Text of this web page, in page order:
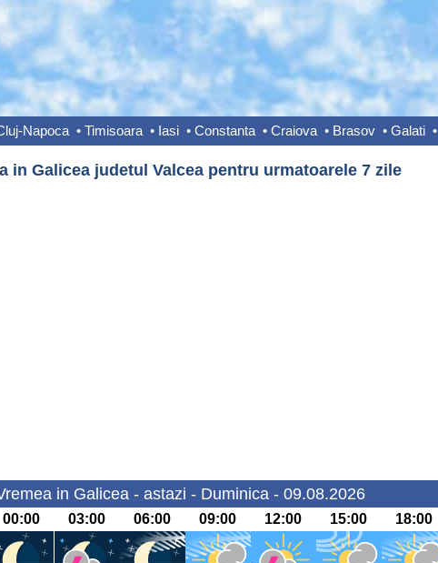
Napoca • Timisoara • Iasi • Constanta • Craiova • Brasov • Galati •
in Galicea judetul Valcea pentru urmatoarele 7 zile
in Galicea - astazi - Duminica - 09.08.2026
00:00 03:00 06:00 09:00 12:00 15:00 18:00